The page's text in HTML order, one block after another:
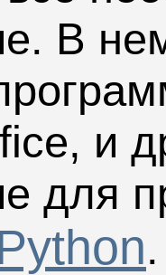
В
и
для